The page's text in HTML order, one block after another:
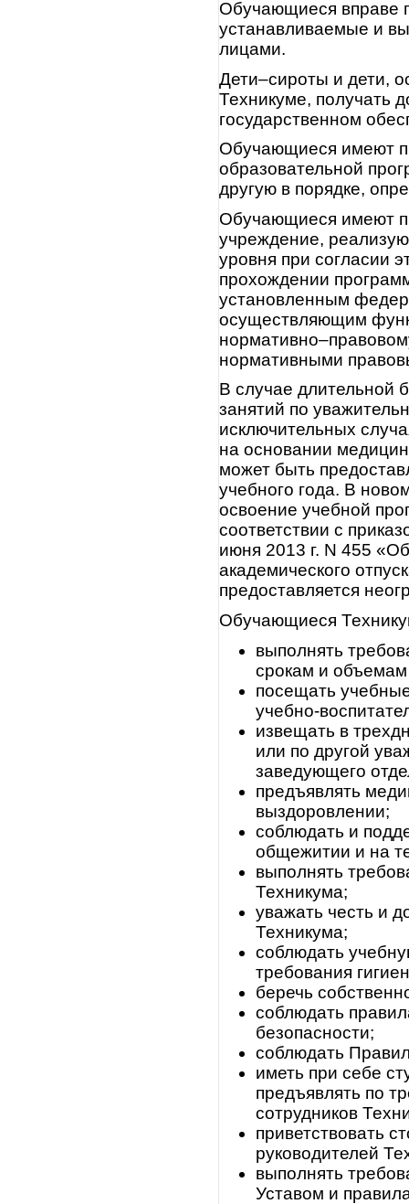
Обучающиеся вправе
устанавливаемые и
лицами.
Дети–сироты и дети,
Техникуме, получать
государственном
Обучающиеся имеют
образовательной
другую в порядке,
Обучающиеся имеют
учреждение,
уровня при согласии
прохождении
установленным
осуществляющим
нормативными
В случае длительной
занятий по
исключительных
на основании
может быть
учебного года. В
освоение учебной
соответствии с
июня 2013 г. N 455
академического
предоставляется
Обучающиеся
выполнять
срокам и
посещать
учебно-
извещать в
или по другой
заведующего
предъявлять
выздоровлении;
соблюдать и
общежитии и на
выполнять
Техникума;
уважать честь и
Техникума;
соблюдать
требования
беречь
соблюдать
безопасности;
соблюдать
иметь при себе
предъявлять по
сотрудников
приветствовать
руководителей
выполнять
Уставом и